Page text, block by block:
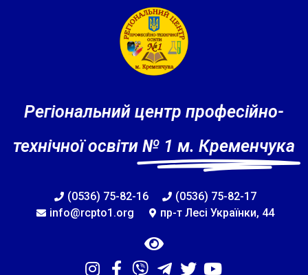
Регіональний центр професійно-
технічної освіти № 1 м. Кременчука
(0536) 75-82-16
(0536) 75-82-17
info@rcpto1.org
пр-т Лесі Українки, 44